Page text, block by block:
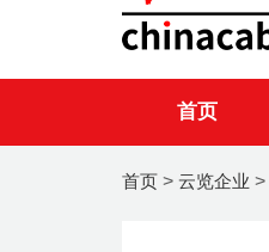
首页
首页 > 云览企业 >